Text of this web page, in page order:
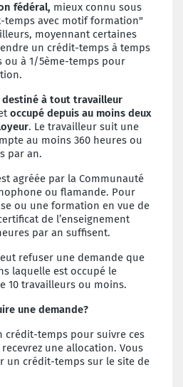
fédéral, mieux connu sous
temps avec motif formation"
moyennant certaines
un crédit-temps à temps
ou à 1/5ème-temps pour
à tout travailleur
occupé depuis au moins deux
. Le travailleur suit une
au moins 360 heures ou
par an.
agréée par la Communauté
ou flamande. Pour
ou une formation en vue de
de l’enseignement
par an suffisent.
refuser une demande que
laquelle est occupé le
10 travailleurs ou moins.
une demande?
crédit-temps pour suivre ces
une allocation. Vous
un crédit-temps sur le site de